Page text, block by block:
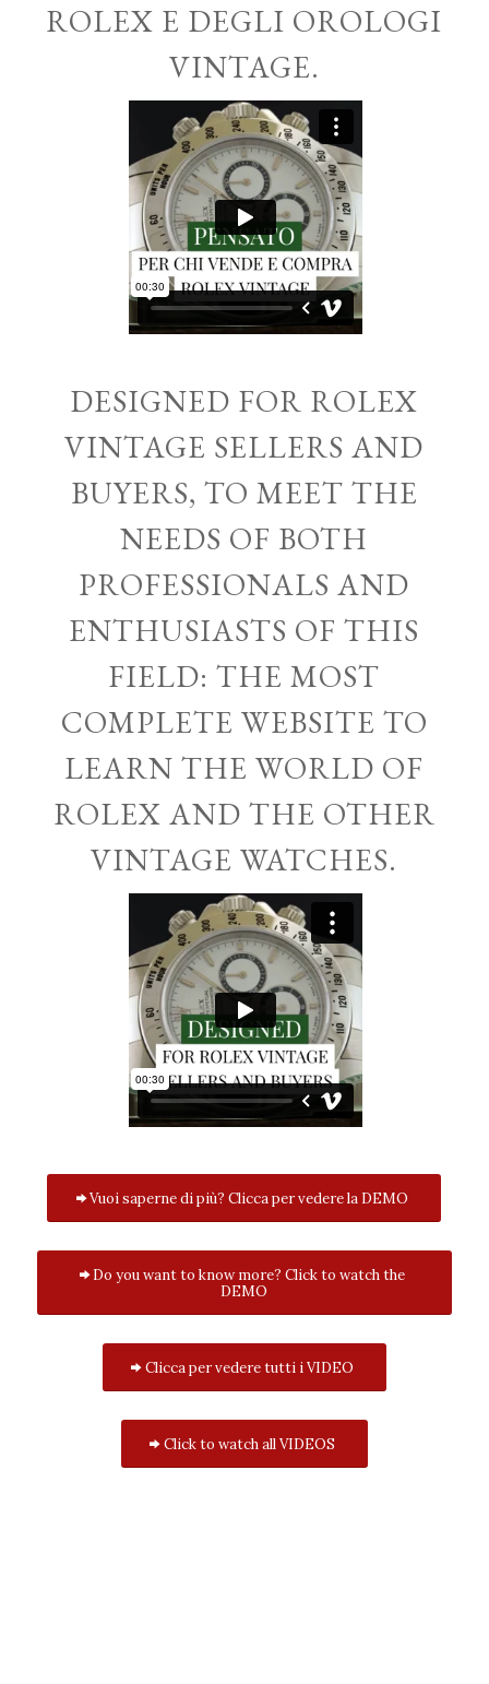
ROLEX E DEGLI OROLOGI
VINTAGE.
DESIGNED FOR ROLEX
VINTAGE SELLERS AND
BUYERS, TO MEET THE
NEEDS OF BOTH
PROFESSIONALS AND
ENTHUSIASTS OF THIS
FIELD: THE MOST
COMPLETE WEBSITE TO
LEARN THE WORLD OF
ROLEX AND THE OTHER
VINTAGE WATCHES.
Vuoi saperne di più? Clicca per vedere la DEMO
Do you want to know more? Click to watch the
DEMO
Clicca per vedere tutti i VIDEO
Click to watch all VIDEOS